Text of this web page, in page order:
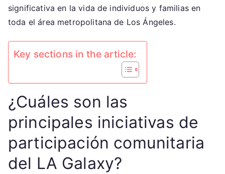
significativa en la vida de individuos y familias en
toda el área metropolitana de Los Ángeles.
Key sections in the article:
¿Cuáles son las
principales iniciativas de
participación comunitaria
del LA Galaxy?